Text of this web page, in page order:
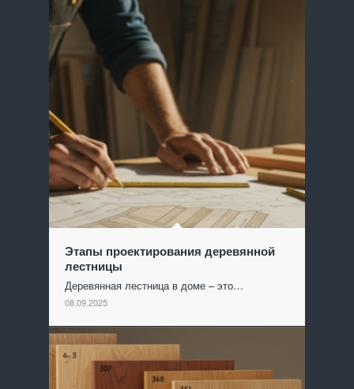
Этапы проектирования деревянной
лестницы
Деревянная лестница в доме – это…
08.09.2025